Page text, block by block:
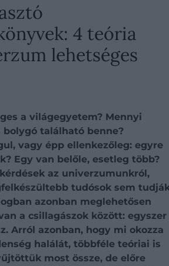
4 teória
lehetséges
a világegyetem? Mennyi
bolygó található benne?
vagy épp ellenkezőleg: egyre
Egy van belőle, esetleg több?
az univerzumunkról,
tudósok sem
azonban meglehetősen
a csillagászok között: egyszer
Arról azonban, hogy mi okozza
halálát, többféle teóriai is
most össze, de előre